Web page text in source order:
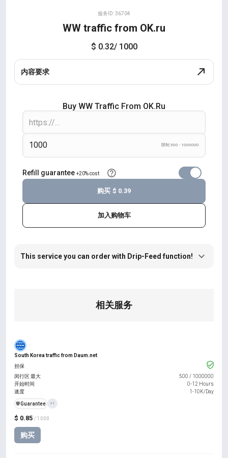
服务ID: 36704
WW traffic from OK.ru
$ 0.32/ 1000
内容要求
Buy WW Traffic From OK.ru
限制 500 - 1000000
Refill guarantee +20% cost
加入购物车
购买 $ 0.39
This service you can order with Drip-Feed function!
相关服务
South Korea traffic from Daum.net
$ 0.85 / 1000
购买
担保
闵行区 最大
500 / 1000000
开始时间
0-12 Hours
速度
1-10K/Day
️🛡️Guarantee +1